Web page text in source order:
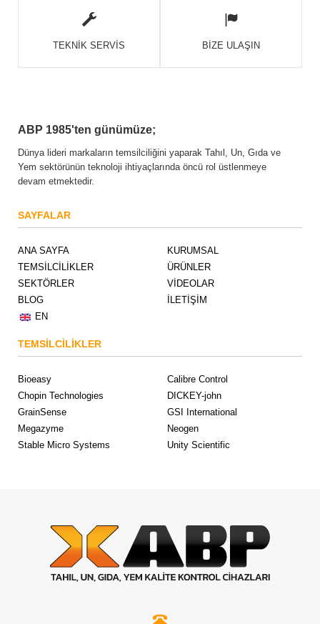
TEKNİK SERVİS BİZE ULAŞIN
ABP 1985'ten günümüze;
Dünya lideri markaların temsilciliğini yaparak Tahıl, Un, Gıda ve
Yem sektörünün teknoloji ihtiyaçlarında öncü rol üstlenmeye
devam etmektedir.
SAYFALAR
ANA SAYFA
KURUMSAL
TEMSİLCİLİKLER
ÜRÜNLER
SEKTÖRLER
VİDEOLAR
BLOG
İLETİŞİM
EN
TEMSİLCİLİKLER
Bioeasy
Calibre Control
Chopin Technologies
DICKEY-john
GrainSense
GSI International
Megazyme
Neogen
Stable Micro Systems
Unity Scientific